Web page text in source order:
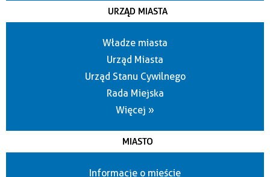
URZĄD MIASTA
Władze miasta
Urząd Miasta
Urząd Stanu Cywilnego
Rada Miejska
Więcej »
MIASTO
Informacje o mieście